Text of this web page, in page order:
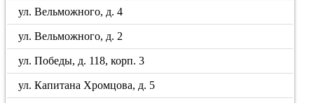
ул. Вельможного, д. 4
ул. Вельможного, д. 2
ул. Победы, д. 118, корп. 3
ул. Капитана Хромцова, д. 5